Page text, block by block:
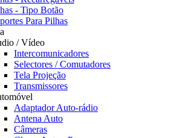
- Tipo Botão
Para Pilhas
/ Vídeo
Intercomunicadores
Selectores / Comutadores
Tela Projeção
Transmissores
Adaptador Auto-rádio
Antena Auto
Câmeras